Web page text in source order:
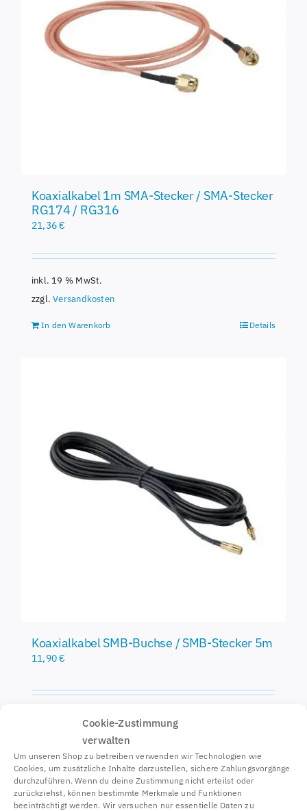
Cookie-Zustimmung
verwalten
Um unseren Shop zu betreiben verwenden wir Technologien wie
Cookies, um zusätzliche Inhalte darzustellen, sichere Zahlungsvorgänge
durchzuführen. Wenn du deine Zustimmung nicht erteilst oder
zurückziehst, können bestimmte Merkmale und Funktionen
beeinträchtigt werden. Wir versuchen nur essentielle Daten zu
Koaxialkabel 1m SMA-Stecker / SMA-Stecker
RG174 / RG316
21,36€
inkl. 19 % MwSt.
zzgl.Versandkosten
In den Warenkorb Details
Koaxialkabel SMB-Buchse / SMB-Stecker 5m
11,90€
inkl. 19 % MwSt.
Versandkosten
In den Warenkorb Details